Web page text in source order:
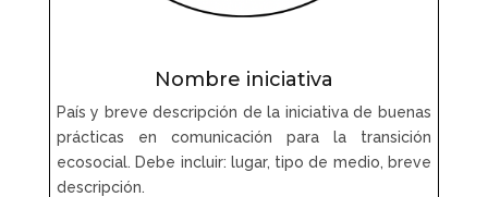
Nombre iniciativa
País y breve descripción de la iniciativa de buenas
prácticas en comunicación para la transición
ecosocial. Debe incluir: lugar, tipo de medio, breve
descripción.